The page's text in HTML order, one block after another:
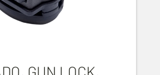
GUN LOCK,